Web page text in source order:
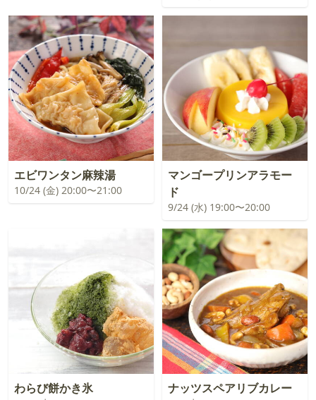
エビワンタン麻辣湯
10/24 (金) 20:00〜21:00
マンゴープリンアラモー
ド
9/24 (水) 19:00〜20:00
わらび餅かき氷 ナッツスペアリブカレー